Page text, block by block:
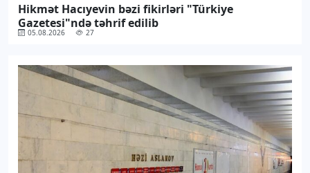
Hikmət Hacıyevin bəzi fikirləri "Türkiye
Gazetesi"ndə təhrif edilib
05.08.2026 27